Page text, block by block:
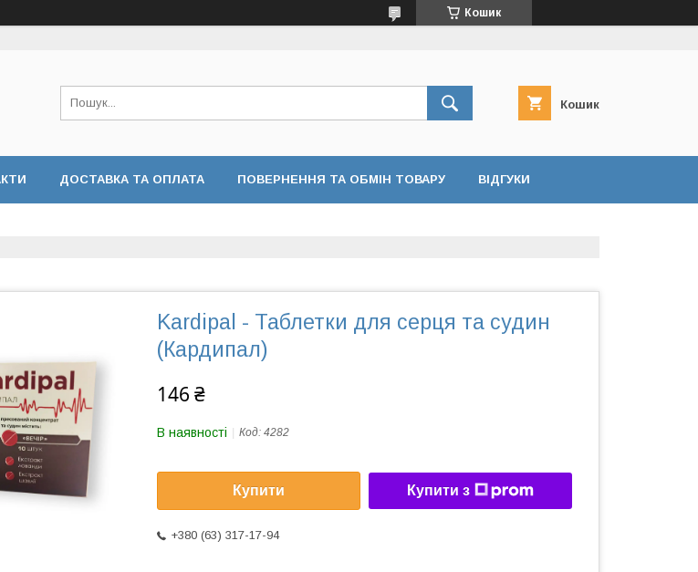
Кошик
Кошик
ДОСТАВКА ТА ОПЛАТА ПОВЕРНЕННЯ ТА ОБМІН ТОВАРУ ВІДГУКИ
Kardipal - Таблетки для серця та судин
(Кардипал)
146 ₴
В наявності Код: 4282
Купити Купити з
+380 (63) 317-17-94